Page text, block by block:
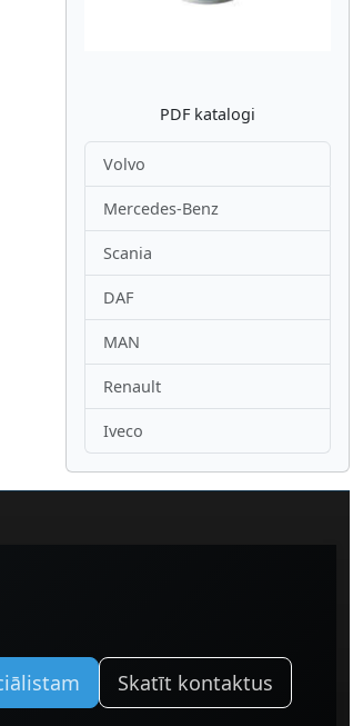
PDF katalogi
Volvo
Mercedes-Benz
Scania
DAF
MAN
Renault
Iveco
Skatīt kontaktus